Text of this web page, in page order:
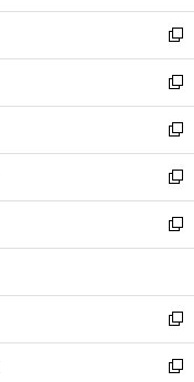
開
く
ウ
で
開
く
ン
ド
ウ
で
開
く
ウ
ィ
ン
ド
ウ
で
開
く
新
し
い
ウ
ィ
ン
ド
ウ
で
開
新
し
い
ウ
ィ
ン
ド
ウ
開
く
新
し
い
ウ
ィ
ン
ウ
で
開
く
新
し
い
ウ
ン
ド
ウ
で
新
し
ウ
ィ
ン
ド
新
し
い
新